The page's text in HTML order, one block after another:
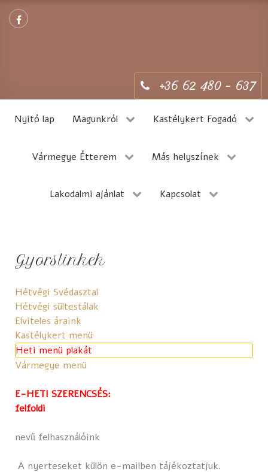
+36 62 480 - 637
Nyitó lap Magunkról Kastélykert Fogadó
Vármegye Étterem Más helyszínek
Lakodalmi ajánlat Kapcsolat
Gyorslinkek
Hétvégi Svédasztal
Hétvégi sültestálak
Elviteles áraink
Kastélykert menü
Heti menü plakát
Vármegye menü
E-HETI SZERENCSÉS:
felfoldi
nevű felhasználóink
A nyerteseket külön e-mailben tájékoztatjuk.